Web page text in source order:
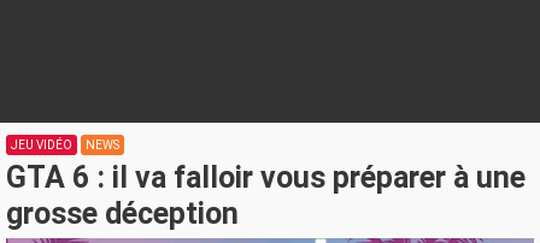
JEU VIDÉO NEWS
GTA 6 : il va falloir vous préparer à une
grosse déception